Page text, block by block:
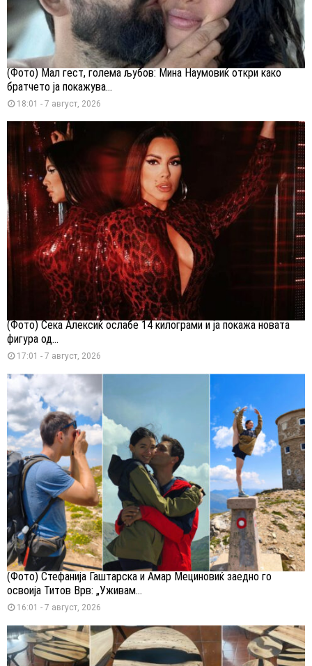
(Фото) Мал гест, голема љубов: Мина Наумовиќ откри како
братчето ја покажува...
18:01 - 7 август, 2026
(Фото) Сека Алексиќ ослабе 14 килограми и ја покажа новата
фигура од...
17:01 - 7 август, 2026
(Фото) Стефанија Гаштарска и Амар Мециновиќ заедно го
освоија Титов Врв: „Уживам...
16:01 - 7 август, 2026